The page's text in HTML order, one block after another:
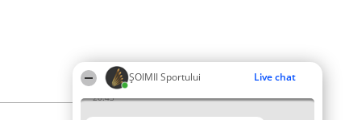
ȘOIMII Sportului Live chat
20:43